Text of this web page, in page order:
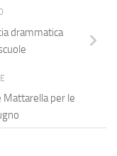
drammatica
Mattarella per le